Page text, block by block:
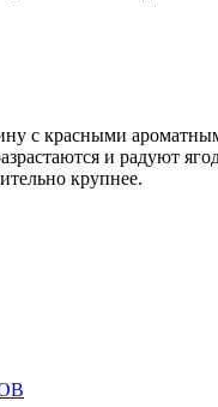
с красными
и радуют
крупнее.